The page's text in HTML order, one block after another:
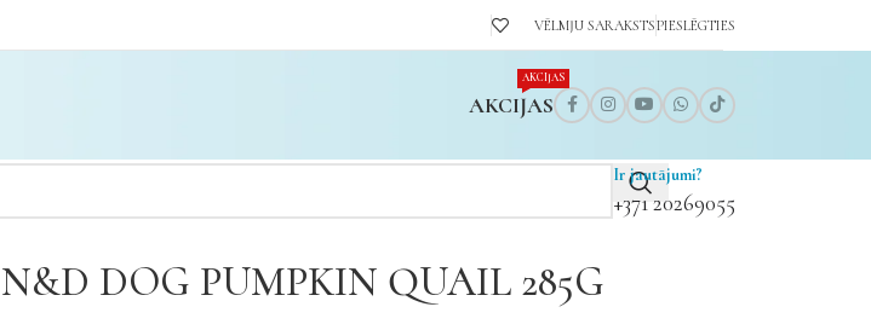
VĒLMJU SARAKSTSPIESLĒGTIES
AKCIJAS
AKCIJAS
Ir jautājumi?
+371 20269055
N&D DOG PUMPKIN QUAIL 285G